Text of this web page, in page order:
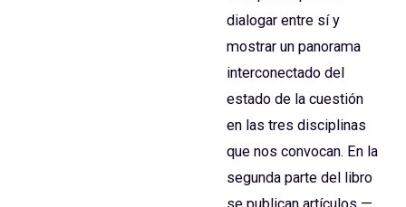
dialogar entre sí y
mostrar un panorama
interconectado del
estado de la cuestión
en las tres disciplinas
que nos convocan. En la
segunda parte del libro
se publican artículos —